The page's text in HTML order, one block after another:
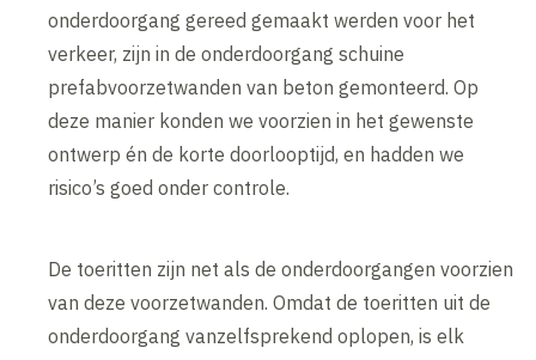
onderdoorgang gereed gemaakt werden voor het
verkeer, zijn in de onderdoorgang schuine
prefabvoorzetwanden van beton gemonteerd. Op
deze manier konden we voorzien in het gewenste
ontwerp én de korte doorlooptijd, en hadden we
risico’s goed onder controle.
De toeritten zijn net als de onderdoorgangen voorzien
van deze voorzetwanden. Omdat de toeritten uit de
onderdoorgang vanzelfsprekend oplopen, is elk